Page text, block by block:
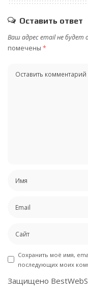
Оставить ответ
Ваш адрес email не будет
помечены *
Сохранить моё имя,
последующих моих
Защищено